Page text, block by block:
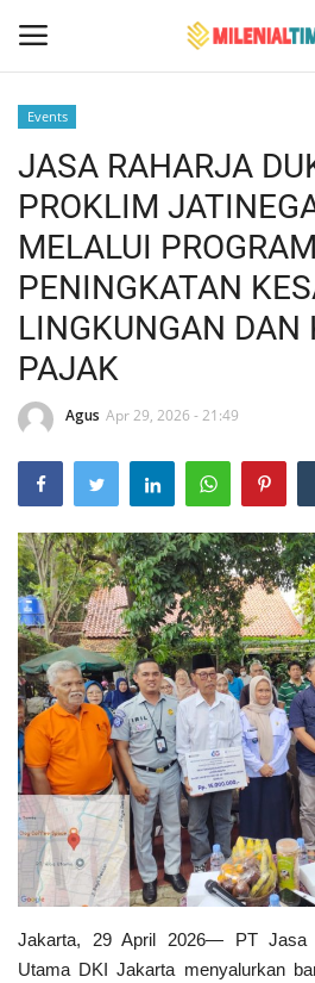
Home
Bencana Alam
Sosial Budaya Pariwisata
Events
Politik
Maritim
Pertanian
Perkebunan & Perikanan
Opini
Ekonomi & Keuangan
Pendidikan & Pelatihan
Events
JASA RAHARJA
PROKLIM
MELALUI
PENINGKATAN
LINGKUNGAN DAN
PAJAK
Agus Apr 29, 2026 - 21:49
Jakarta, 29 April 2026— PT Jasa
Utama DKI Jakarta menyalurkan